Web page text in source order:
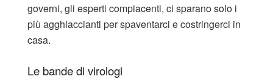
governi, gli esperti compiacenti, ci sparano solo i
più agghiaccianti per spaventarci e costringerci in
casa.
Le bande di virologi